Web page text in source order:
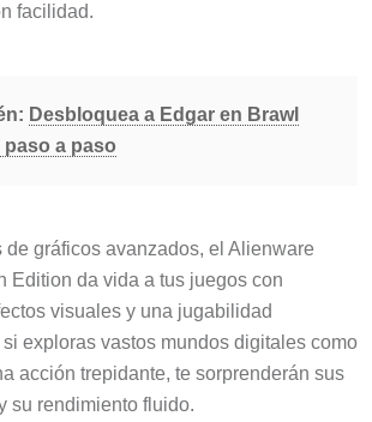
facilidad.
Desbloquea a Edgar en Brawl
a paso
de gráficos avanzados, el Alienware
Edition da vida a tus juegos con
visuales y una jugabilidad
exploras vastos mundos digitales como
acción trepidante, te sorprenderán sus
su rendimiento fluido.